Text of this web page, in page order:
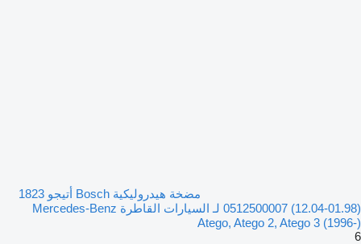
مضخة هيدروليكية Bosch أتيجو 1823
(01.98-12.04) 0512500007 لـ السيارات القاطرة Mercedes-Benz
Atego, Atego 2, Atego 3 (1996-)
6